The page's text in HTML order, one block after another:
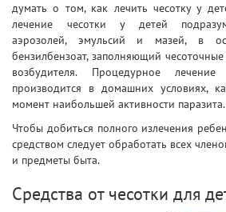
думать о том, как лечить чесотку у
лечение чесотки у детей
аэрозолей, эмульсий и мазей, в
бензилбензоат, заполняющий
возбудителя. Процедурное
производится в домашних условиях,
момент наибольшей активности паразита.
Чтобы добиться полного излечения
средством следует обработать всех
и предметы быта.
Средства от чесотки для